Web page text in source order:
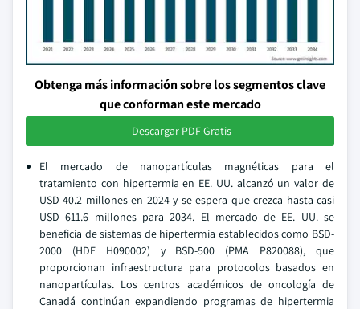
Obtenga más información sobre los segmentos clave
que conforman este mercado
Descargar PDF Gratis
El mercado de nanopartículas magnéticas para el
tratamiento con hipertermia en EE. UU. alcanzó un valor de
USD 40.2 millones en 2024 y se espera que crezca hasta casi
USD 611.6 millones para 2034. El mercado de EE. UU. se
beneficia de sistemas de hipertermia establecidos como BSD-
2000 (HDE H090002) y BSD-500 (PMA P820088), que
proporcionan infraestructura para protocolos basados en
nanopartículas. Los centros académicos de oncología de
Canadá continúan expandiendo programas de hipertermia